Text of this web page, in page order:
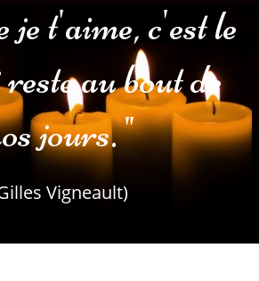
t'aime, c'est le
au bout de
jours. "
Vigneault)